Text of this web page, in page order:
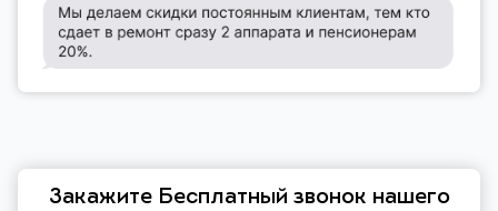
Закажите Бесплатный звонок нашего